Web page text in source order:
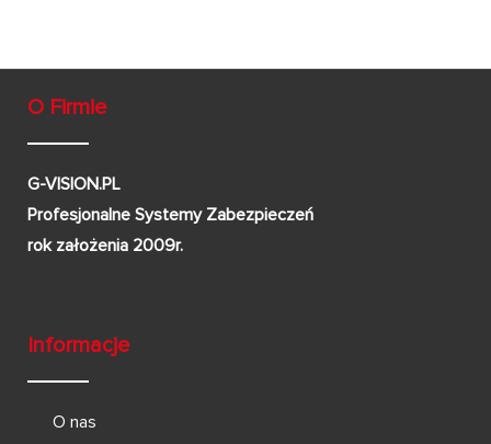
O Firmie
G-VISION.PL
Profesjonalne Systemy Zabezpieczeń
rok założenia 2009r.
Informacje
O nas